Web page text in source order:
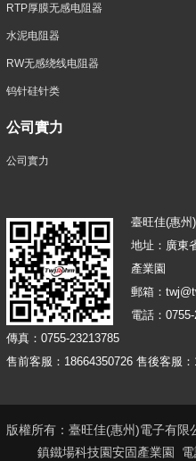
RTP厚膜无感电阻器
水泥电阻器
RW无感绕线电阻器
钨针硅针类
公司實力
公司實力
臺旺佳(惠州
地址：廣東
產業園
郵箱：
電話：
傳真：0755-23213785
售前客服：18664350726 售後客服
版權所有：臺旺佳(惠州)電子有
鎮鐵場科技園安固產業園